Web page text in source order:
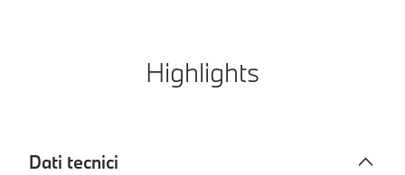
Highlights
Dati tecnici